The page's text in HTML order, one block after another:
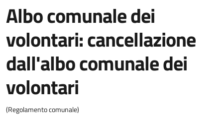
Albo comunale dei
volontari: cancellazione
dall'albo comunale dei
volontari
(Regolamento comunale)